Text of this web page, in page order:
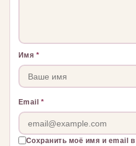
Имя *
Email *
Сохранить моё имя и email